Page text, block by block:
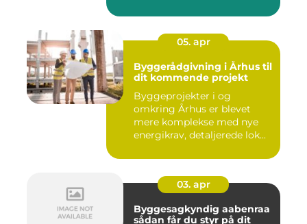
05. apr
Byggerådgivning i Århus til
dit kommende projekt
Byggeprojekter i og
omkring Århus er blevet
mere komplekse med nye
energikrav, detaljerede lok...
03. apr
Byggesagkyndig aabenraa
sådan får du styr på dit